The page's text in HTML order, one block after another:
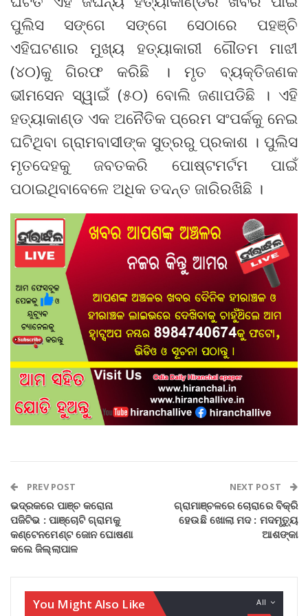
ପୁଲିସ ସଙ୍ଗେ ସଙ୍ଗେ ସେଠାରେ ପହଞ୍ଚି
ଏହିଘଟଣାର ମୁଖ୍ୟ ହତ୍ୟାକାରୀ ଗୌତମ ମାଝୀ
(୪୦)କୁ ଗିରଫ କରିଛି । ମୃତ ବ୍ୟକ୍ତିଜଣକ
ଭୀମସେନ ସ୍ୱାଇଁ (୫୦) ବୋଲି ଜଣାପଡିଛି । ଏହି
ହତ୍ୟାକାଣ୍ଡ ଏକ ଅନୈତିକ ପ୍ରେମ ସଂପର୍କକୁ ନେଇ
ଘଟିଥିବା ଗ୍ରାମବାସୀଙ୍କ ସୁତ୍ରରୁ ପ୍ରକାଶ । ପୁଲିସ
ମୃତଦେହକୁ ଜବତକରି ପୋଷ୍ଟମର୍ଟମ ପାଇଁ
ପଠାଇଥିବାବେଳେ ଅଧିକ ତଦନ୍ତ ଜାରିରଖିଛି ।
PREV POST
ଭଦ୍ରକରେ ପାଞ୍ଚ କରୋନା
ପଜିଟିଭ : ପାଞ୍ଚୋଟି ଗ୍ରାମକୁ
କଣ୍ଟେନମେଣ୍ଟ ଜୋନ ଘୋଷଣା
କଲେ ଜିଲ୍ଲାପାଳ
NEXT POST
ଗ୍ରାମାଞ୍ଚଳରେ ଚୋରାରେ ବିକ୍ରି
ହେଉଛି ଖୋଲା ମଦ : ମଦମୃତ୍ୟୁ
ଆଶଙ୍କା
All
You Might Also Like